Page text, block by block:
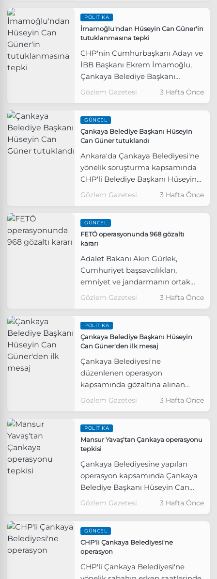
operasyonunda 8 kişi hakkında
gözaltı kararı verildi.
POLITIKA
İmamoğlu'ndan Hüseyin Can Güner'in
tutuklanmasına tepki
CHP'nin Cumhurbaşkanı Adayı ve
İBB Başkanı Ekrem İmamoğlu,
Çankaya Belediye Başkanı
Hüseyin Can Güner'in
Gözlem Gazetesi 3 Hafta Önce
GÜNCEL
Çankaya Belediye Başkanı Hüseyin
Can Güner tutuklandı
Ankara'da Çankaya Belediyesi'ne
yönelik soruşturma kapsamında
CHP'li Belediye Başkanı Hüseyin
Can Güner'in de aralarında
Gözlem Gazetesi 3 Hafta Önce
GÜNCEL
FETÖ operasyonunda 968 gözaltı
kararı
Adalet Bakanı Akın Gürlek,
Cumhuriyet başsavcılıkları,
emniyet ve jandarmanın ortak
çalışmasıyla FETÖ'ye yönelik 81
açıkladı.
Gözlem Gazetesi 3 Hafta Önce
POLITIKA
Çankaya Belediye Başkanı Hüseyin
Can Güner'den ilk mesaj
Çankaya Belediyesi'ne
düzenlenen operasyon
kapsamında gözaltına alınan
Belediye Başkanı Hüseyin Can
Gözlem Gazetesi 3 Hafta Önce
POLITIKA
Mansur Yavaş'tan Çankaya operasyonu
tepkisi
Çankaya Belediyesine yapılan
operasyon kapsamında Çankaya
Belediye Başkanı Hüseyin Can
Güner gözaltına alındı.
Gözlem Gazetesi 3 Hafta Önce
GÜNCEL
CHP'li Çankaya Belediyesi'ne
operasyon
CHP'li Çankaya Belediyesi'ne